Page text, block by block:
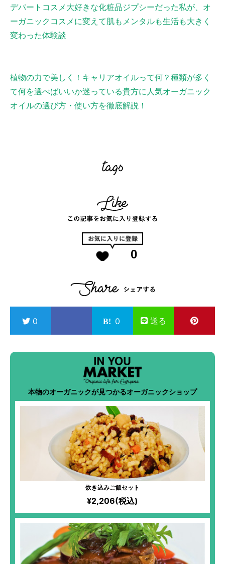
デパートコスメ大好きな化粧品ジプシーだった私が、オ
ーガニックコスメに変えて肌もメンタルも生活も大きく
変わった体験談
植物の力で美しく！キャリアオイルって何？種類が多く
て何を選べばいいか迷っている貴方に人気オーガニック
オイルの選び方・使い方を徹底解説！
0
0 0 送る
本物のオーガニックが見つかるオーガニックショップ
炊き込みご飯セット
¥2,206(税込)